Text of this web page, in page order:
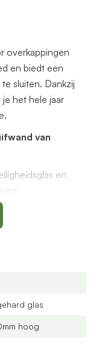
overkappingen
en biedt een
sluiten. Dankzij
het hele jaar
van
en
loopspoor,
in antraciet
een tochtvrije
glas
hoog